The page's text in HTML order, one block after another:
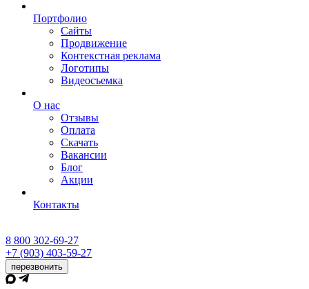
Портфолио
Сайты
Продвижение
Контекстная реклама
Логотипы
Видеосъемка
О нас
Отзывы
Оплата
Скачать
Вакансии
Блог
Акции
Контакты
8 800 302-69-27
+7 (903) 403-59-27
перезвонить